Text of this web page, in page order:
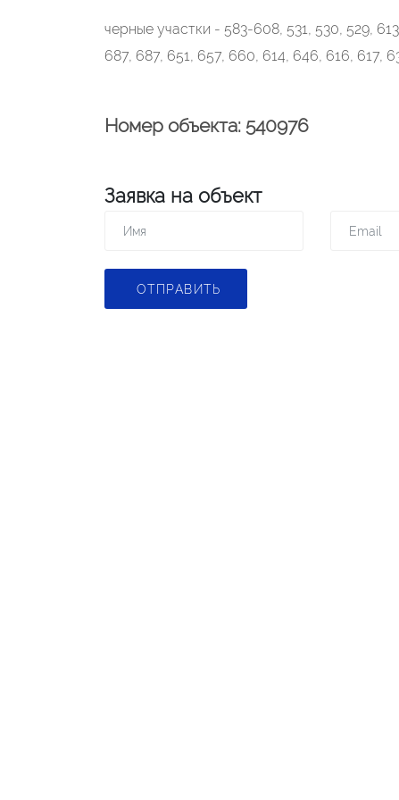
черные участки - 583-608, 531, 530, 529,
687, 687, 651, 657, 660, 614, 646, 616, 617,
Номер объекта: 540976
Заявка на объект
ОТПРАВИТЬ